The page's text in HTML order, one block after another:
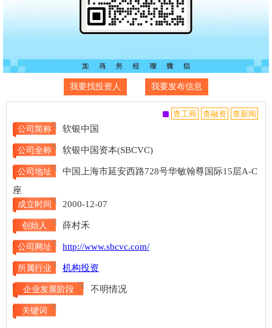
我要找投资人 我要发布信息
公司简称 软银中国
公司全称 软银中国资本(SBCVC)
公司地址
中国上海市延安西路728号华敏翰尊国际15层A-C
座
成立时间 2000-12-07
创始人 薛村禾
公司网址 http://www.sbcvc.com/
所属行业 机构投资
企业发展阶段 不明情况
关键词